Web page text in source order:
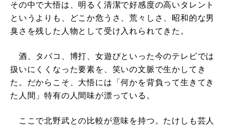
その中で大悟は、明るく清潔で好感度の高いタレント
というよりも、どこか危うさ、荒々しさ、昭和的な男
臭さを残した人物として受け入れられてきた。
酒、タバコ、博打、女遊びといった今のテレビでは
扱いにくくなった要素を、笑いの文脈で生かしてき
た。だからこそ、大悟には「何かを背負って生きてき
た人間」特有の人間味が漂っている。
ここで北野武との比較が意味を持つ。たけしも芸人